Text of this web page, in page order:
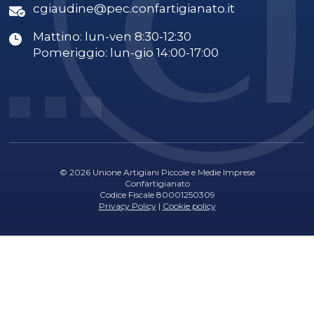
cgiaudine@pec.confartigianato.it
Mattino: lun-ven 8:30-12:30
Pomeriggio: lun-gio 14:00-17:00
© 2026 Unione Artigiani Piccole e Medie Imprese
Confartigianato
Codice Fiscale 80001250309
Privacy Policy| Cookie policy